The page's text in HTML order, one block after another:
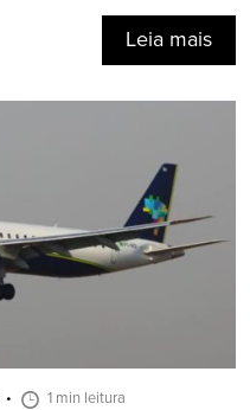
Leia mais
1 min leitura